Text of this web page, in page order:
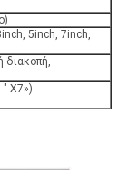
5inch, 7inch,
διακοπή,
X7»)